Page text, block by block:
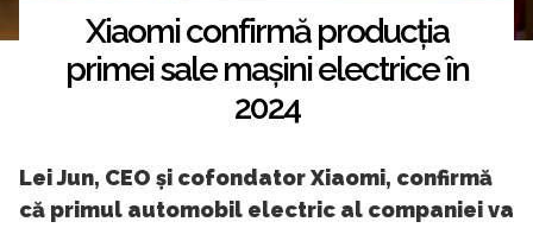
Xiaomi confirmă producția
primei sale mașini electrice în
2024
Lei Jun, CEO și cofondator Xiaomi, confirmă
că primul automobil electric al companiei va